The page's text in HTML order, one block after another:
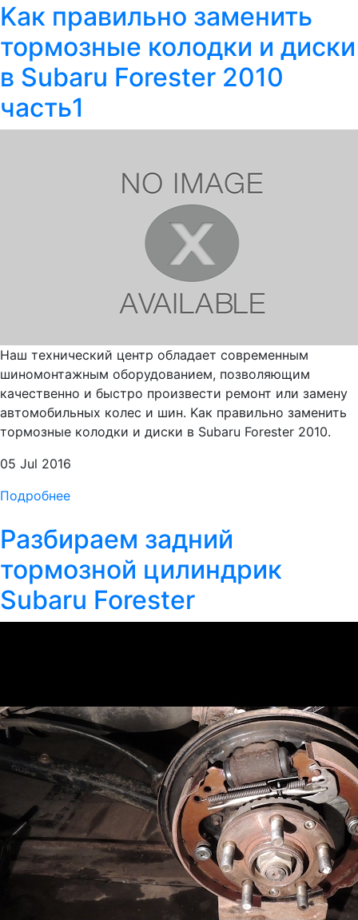
Kак правильно заменить
тормозные колодки и диски
в Subaru Forester 2010
часть1
Наш технический центр обладает современным
шиномонтажным оборудованием, позволяющим
качественно и быстро произвести ремонт или замену
автомобильных колес и шин. Kак правильно заменить
тормозные колодки и диски в Subaru Forester 2010.
05 Jul 2016
Подробнее
Разбираем задний
тормозной цилиндрик
Subaru Forester